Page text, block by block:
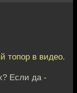
топор в видео.
Если да -